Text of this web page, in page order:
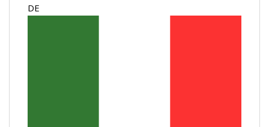
DE